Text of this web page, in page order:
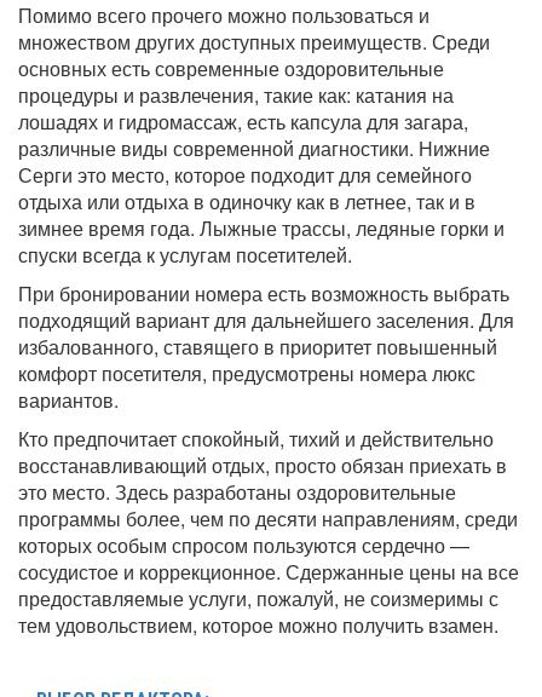
Помимо всего прочего можно пользоваться и
множеством других доступных преимуществ. Среди
основных есть современные оздоровительные
процедуры и развлечения, такие как: катания на
лошадях и гидромассаж, есть капсула для загара,
различные виды современной диагностики. Нижние
Серги это место, которое подходит для семейного
отдыха или отдыха в одиночку как в летнее, так и в
зимнее время года. Лыжные трассы, ледяные горки и
спуски всегда к услугам посетителей.
При бронировании номера есть возможность выбрать
подходящий вариант для дальнейшего заселения. Для
избалованного, ставящего в приоритет повышенный
комфорт посетителя, предусмотрены номера люкс
вариантов.
Кто предпочитает спокойный, тихий и действительно
восстанавливающий отдых, просто обязан приехать в
это место. Здесь разработаны оздоровительные
программы более, чем по десяти направлениям, среди
которых особым спросом пользуются сердечно —
сосудистое и коррекционное. Сдержанные цены на все
предоставляемые услуги, пожалуй, не соизмеримы с
тем удовольствием, которое можно получить взамен.